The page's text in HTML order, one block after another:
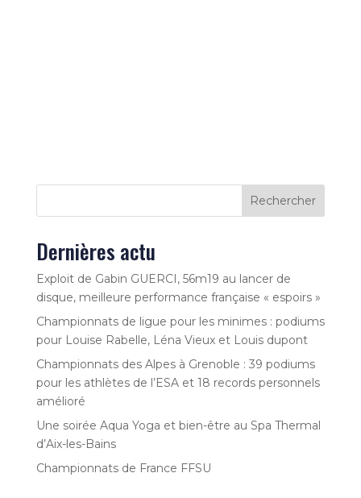
Rechercher
Dernières actu
Exploit de Gabin GUERCI, 56m19 au lancer de
disque, meilleure performance française « espoirs »
Championnats de ligue pour les minimes : podiums
pour Louise Rabelle, Léna Vieux et Louis dupont
Championnats des Alpes à Grenoble : 39 podiums
pour les athlètes de l’ESA et 18 records personnels
amélioré
Une soirée Aqua Yoga et bien-être au Spa Thermal
d’Aix-les-Bains
Championnats de France FFSU